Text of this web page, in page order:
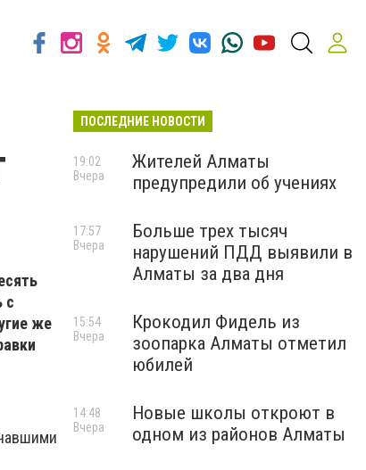
с
же
ПОСЛЕДНИЕ НОВОСТИ
Жителей Алматы
предупредили об учениях
19:02
Вчера
Больше трех тысяч
нарушений ПДД выявили в
Алматы за два дня
17:57
Вчера
Крокодил Фидель из
зоопарка Алматы отметил
юбилей
15:54
Вчера
Новые школы откроют в
одном из районов Алматы
14:48
Вчера